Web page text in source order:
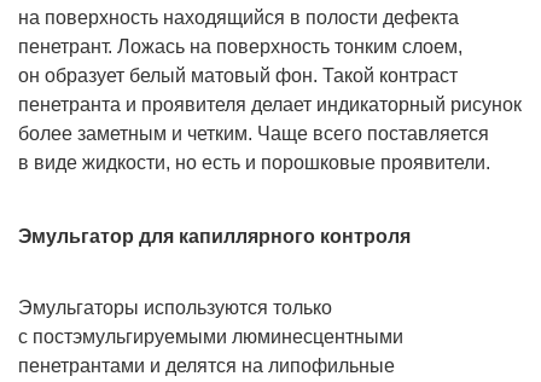
на поверхность находящийся в полости дефекта
пенетрант. Ложась на поверхность тонким слоем,
он образует белый матовый фон. Такой контраст
пенетранта и проявителя делает индикаторный рисунок
более заметным и четким. Чаще всего поставляется
в виде жидкости, но есть и порошковые проявители.
Эмульгатор для капиллярного контроля
Эмульгаторы используются только
с постэмульгируемыми люминесцентными
пенетрантами и делятся на липофильные